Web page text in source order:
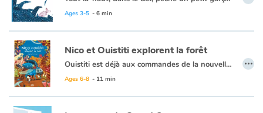
Ages 3-5 - 6 min
Nico et Ouistiti explorent la forêt
Ouistiti est déjà aux commandes de la nouvelle machine, prête à décoller, quand Nico arrive dans le hangar secret. Attention aux turbulences ! Direction la forêt, qui cache bien des surprises : des « Comme Moi » pour Ouistiti et une ribambelle de nouveaux amis qui ont l’air tous très pressés… de disparaître sous terre. Où vont-ils ? Entre rencontres insolites et galeries souterraines, voilà un nouveau mystère à explorer pour Nico et Ouistiti.
Ages 6-8 - 11 min
…